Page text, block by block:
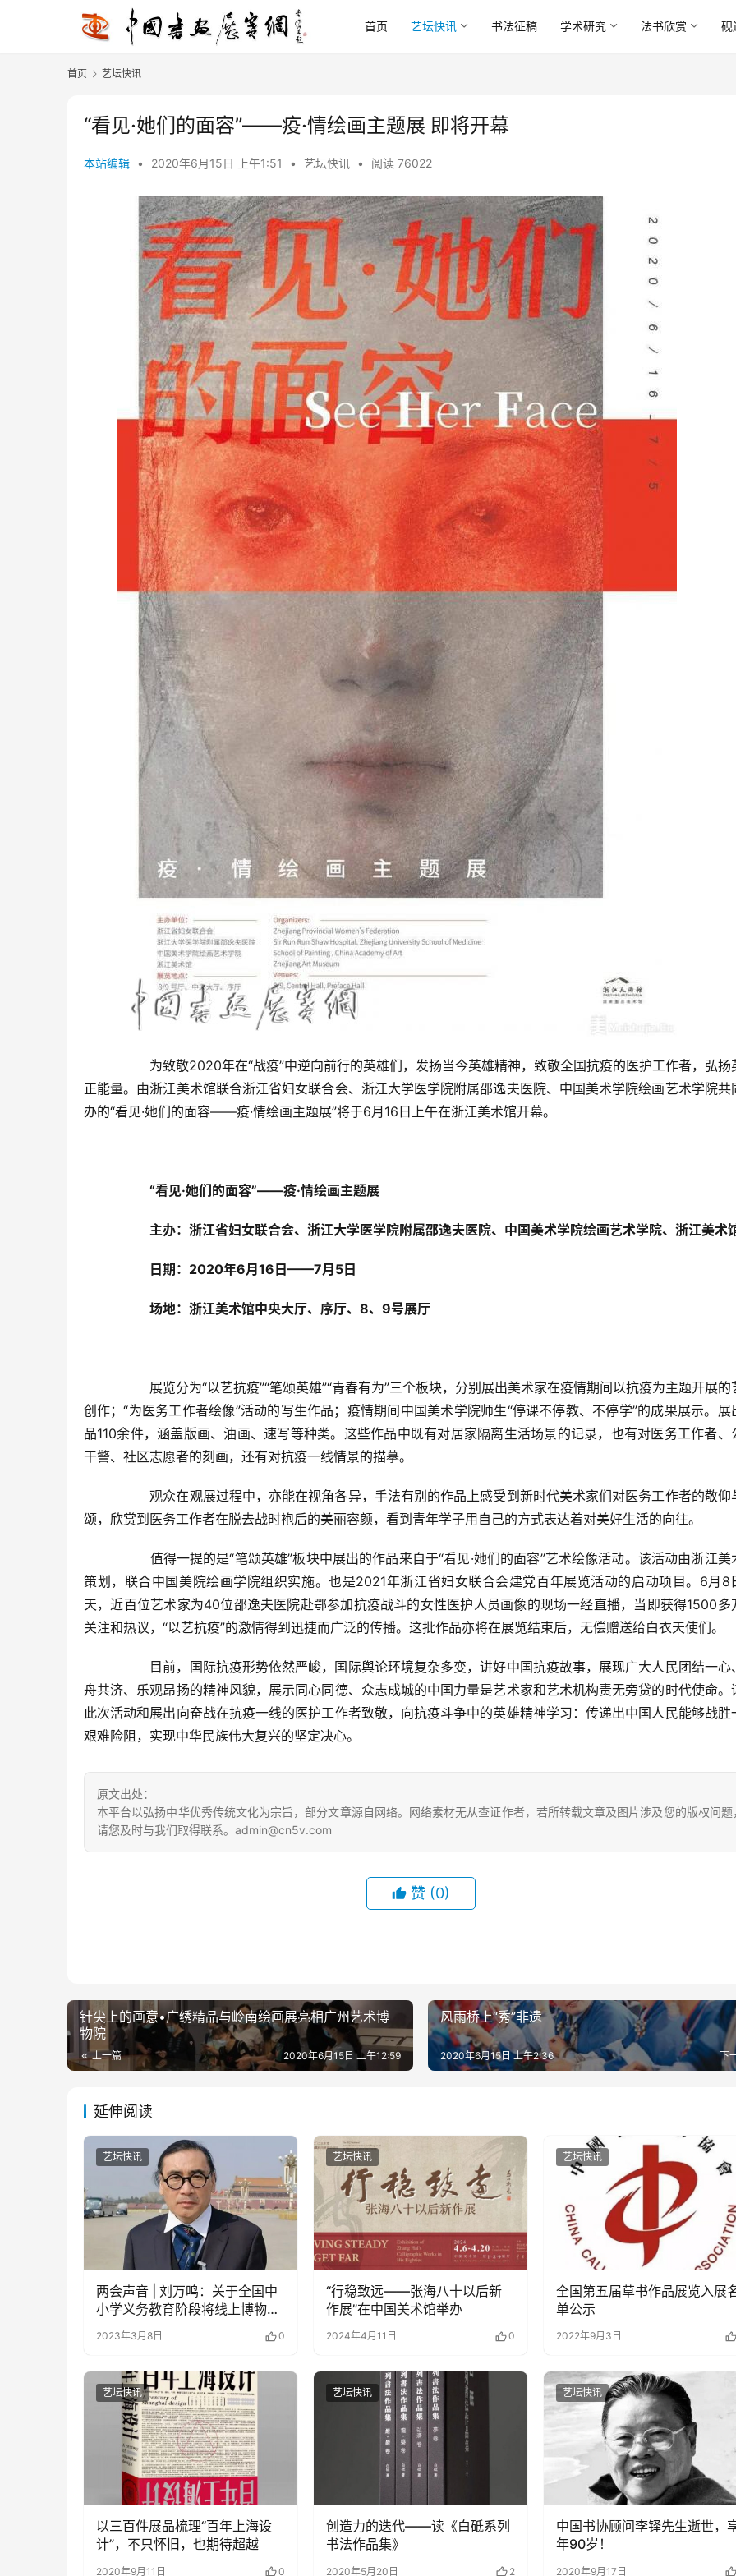
首页 艺坛快讯 书法征稿 学术研究 法书欣赏 砚
首页 艺坛快讯
“看见·她们的面容”——疫·情绘画主题展 即将开幕
本站编辑 • 2020年6月15日 上午1:51 • 艺坛快讯 • 阅读 76022
正能量。由浙江美术馆联合浙江省妇女联合会、浙江大学医学院附属邵逸夫医院、中国美术学院绘画艺术学院共
办的“看见·她们的面容——疫·情绘画主题展”将于6月16日上午在浙江美术馆开幕。
“看见·她们的面容”——疫·情绘画主题展
主办：浙江省妇女联合会、浙江大学医学院附属邵逸夫医院、中国美术学院绘画艺术学院、浙江美术
日期：2020年6月16日——7月5日
场地：浙江美术馆中央大厅、序厅、8、9号展厅
创作；“为医务工作者绘像”活动的写生作品；疫情期间中国美术学院师生“停课不停教、不停学”的成果展示。展
品110余件，涵盖版画、油画、速写等种类。这些作品中既有对居家隔离生活场景的记录，也有对医务工作者、
干警、社区志愿者的刻画，还有对抗疫一线情景的描摹。
颂，欣赏到医务工作者在脱去战时袍后的美丽容颜，看到青年学子用自己的方式表达着对美好生活的向往。
策划，联合中国美院绘画学院组织实施。也是2021年浙江省妇女联合会建党百年展览活动的启动项目。6月8
天，近百位艺术家为40位邵逸夫医院赴鄂参加抗疫战斗的女性医护人员画像的现场一经直播，当即获得1500多
关注和热议，“以艺抗疫”的激情得到迅捷而广泛的传播。这批作品亦将在展览结束后，无偿赠送给白衣天使们。
舟共济、乐观昂扬的精神风貌，展示同心同德、众志成城的中国力量是艺术家和艺术机构责无旁贷的时代使命。
此次活动和展出向奋战在抗疫一线的医护工作者致敬，向抗疫斗争中的英雄精神学习：传递出中国人民能够战胜
艰难险阻，实现中华民族伟大复兴的坚定决心。
原文出处：
本平台以弘扬中华优秀传统文化为宗旨，部分文章源自网络。网络素材无从查证作者，若所转载文章及图片涉及您的版权问题
请您及时与我们取得联系。admin@cn5v.com
赞 (0)
针尖上的画意•广绣精品与岭南绘画展亮相广州艺术博
物院
上一篇 2020年6月15日 上午12:59
风雨桥上“秀”非遗
下
2020年6月15日 上午2:36
延伸阅读
艺坛快讯
两会声音 | 刘万鸣：关于全国中
小学义务教育阶段将线上博物馆
公开课纳入必修课；提高完善乡
镇村史馆的提案
2023年3月8日 0
艺坛快讯
“行稳致远——张海八十以后新
作展”在中国美术馆举办
2024年4月11日 0
艺坛快讯
全国第五届草书作品展览入展
单公示
2022年9月3日
艺坛快讯
以三百件展品梳理“百年上海设
计”，不只怀旧，也期待超越
2020年9月11日 0
艺坛快讯
创造力的迭代——读《白砥系列
书法作品集》
2020年5月20日 2
艺坛快讯
中国书协顾问李铎先生逝世，
年90岁！
2020年9月17日